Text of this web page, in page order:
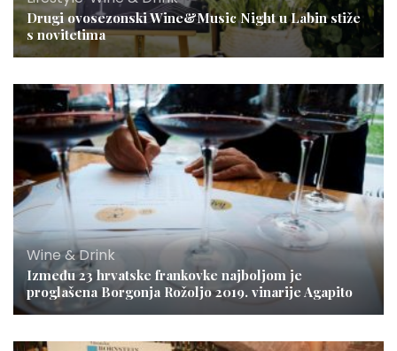
Drugi ovosezonski Wine&Music Night u Labin stiže
s novitetima
Wine & Drink
Između 23 hrvatske frankovke najboljom je
proglašena Borgonja Rožoljo 2019. vinarije Agapito